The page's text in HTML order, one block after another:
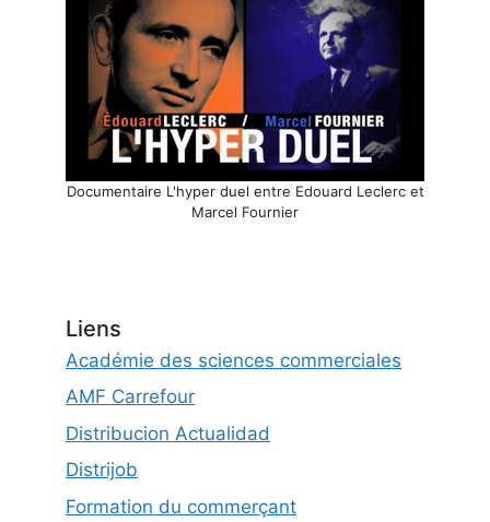
Documentaire L'hyper duel entre Edouard Leclerc et
Marcel Fournier
Liens
Académie des sciences commerciales
AMF Carrefour
Distribucion Actualidad
Distrijob
Formation du commerçant